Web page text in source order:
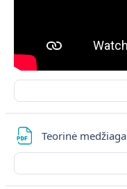
Teorinė medžiaga